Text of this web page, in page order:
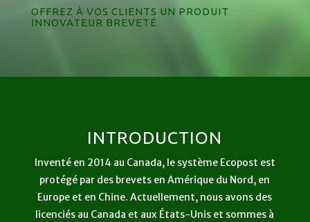
OFFREZ À VOS CLIENTS UN PRODUIT
INNOVATEUR BREVETÉ
INTRODUCTION
Inventé en 2014 au Canada, le système Ecopost est
protégé par des brevets en Amérique du Nord, en
Europe et en Chine. Actuellement, nous avons des
licenciés au Canada et aux États-Unis et sommes à